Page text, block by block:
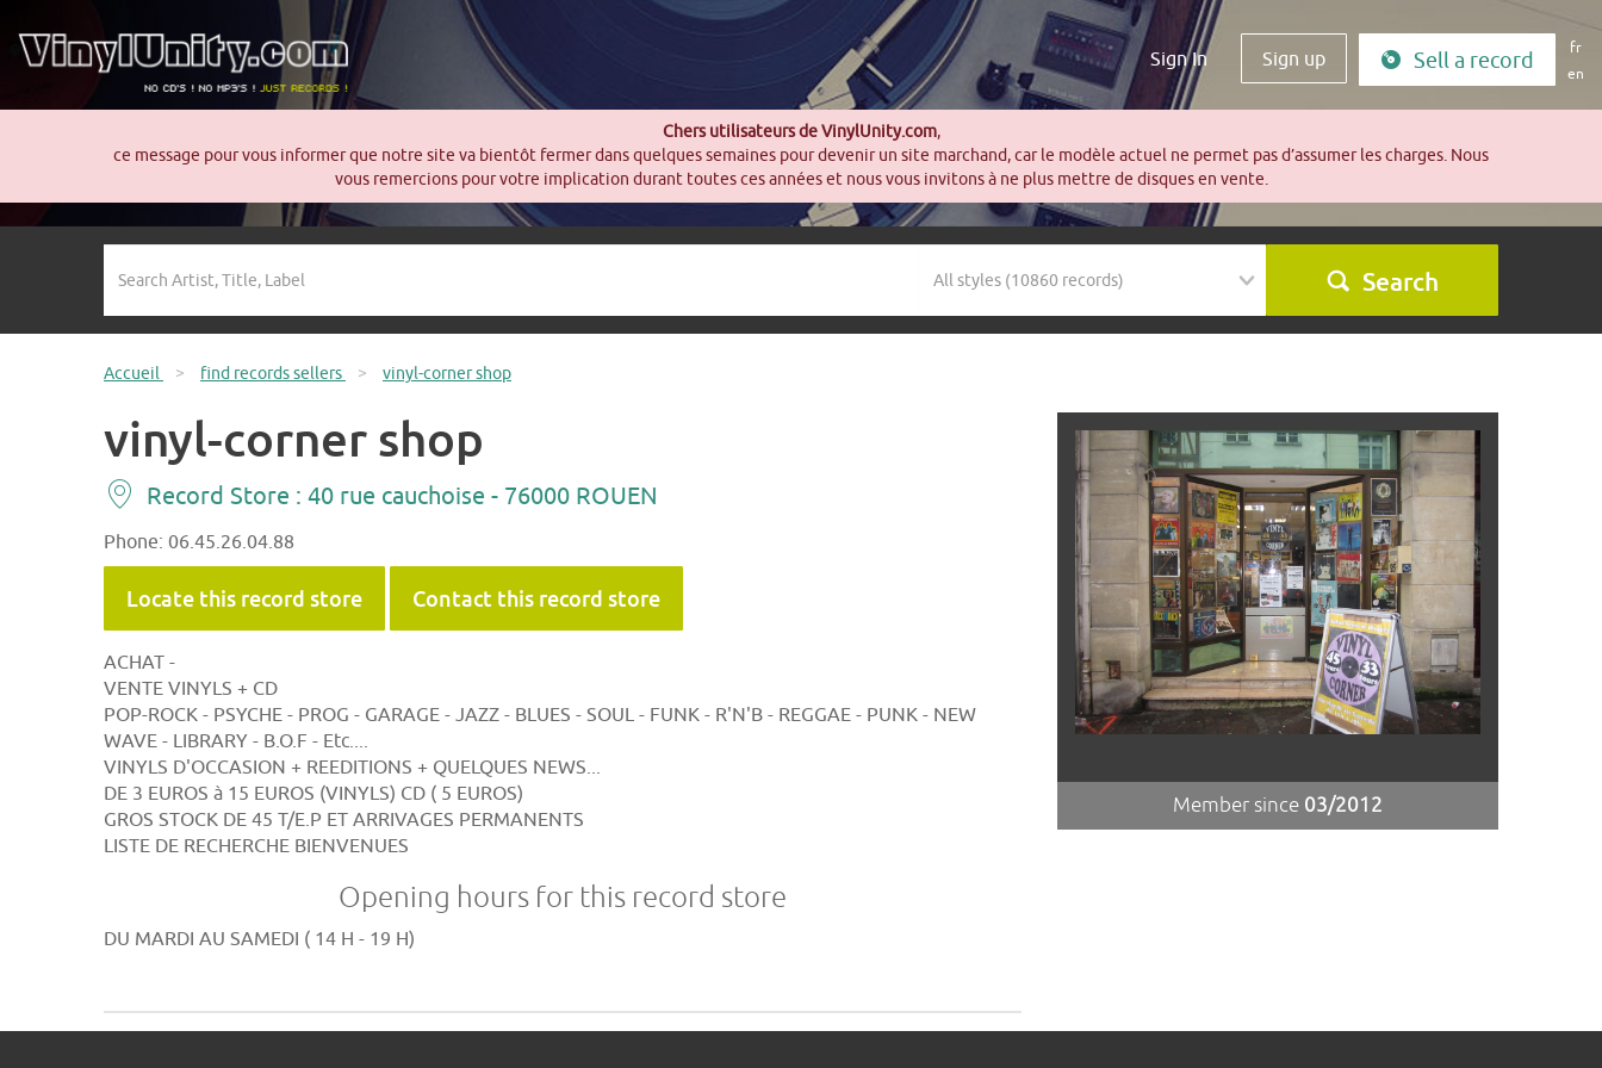
Chers utilisateurs de VinylUnity.com,
ce message pour vous informer que notre site va bientôt fermer dans quelques semaines pour devenir un site marchand, car le modèle actuel ne permet pas d’assumer les charges. Nous
vous remercions pour votre implication durant toutes ces années et nous vous invitons à ne plus mettre de disques en vente.
Sign In Sign up Sell a record
fr
en
Search
Accueil > find records sellers > vinyl-corner shop
vinyl-corner shop
Record Store : 40 rue cauchoise - 76000 ROUEN
Phone: 06.45.26.04.88
Locate this record store Contact this record store
ACHAT -
VENTE VINYLS + CD
POP-ROCK - PSYCHE - PROG - GARAGE - JAZZ - BLUES - SOUL - FUNK - R'N'B - REGGAE - PUNK - NEW
WAVE - LIBRARY - B.O.F - Etc....
VINYLS D'OCCASION + REEDITIONS + QUELQUES NEWS...
DE 3 EUROS à 15 EUROS (VINYLS) CD ( 5 EUROS)
GROS STOCK DE 45 T/E.P ET ARRIVAGES PERMANENTS
LISTE DE RECHERCHE BIENVENUES
Opening hours for this record store
DU MARDI AU SAMEDI ( 14 H - 19 H)
Member since 03/2012